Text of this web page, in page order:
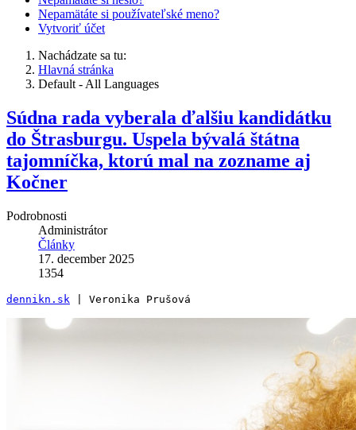
Nepamätáte si používateľské meno?
Vytvoriť účet
Nachádzate sa tu:
Hlavná stránka
Default - All Languages
Súdna rada vyberala ďalšiu kandidátku
do Štrasburgu. Uspela bývalá štátna
tajomníčka, ktorú mal na zozname aj
Kočner
Podrobnosti
Administrátor
Články
17. december 2025
1354
dennikn.sk | Veronika Prušová